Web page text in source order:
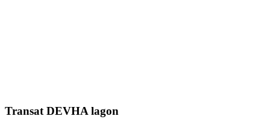
Transat DEVHA lagon